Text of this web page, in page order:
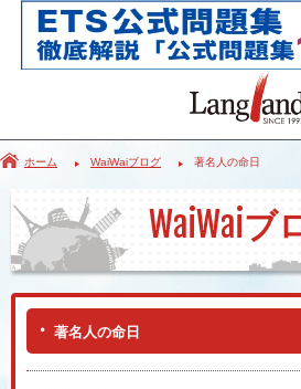
ホーム WaiWaiブログ 著名人の命日
WaiWaiブ
著名人の命日